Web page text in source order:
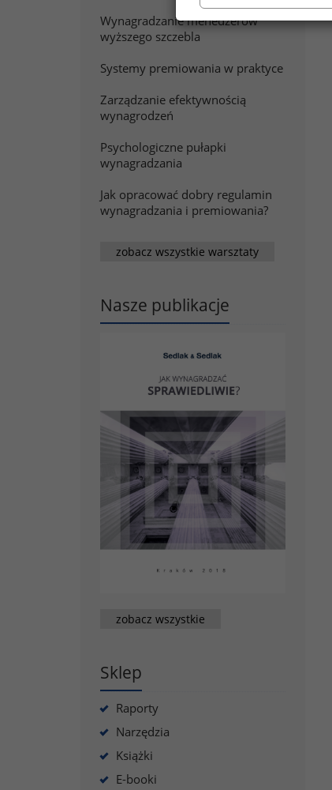
Wynagradzanie menedżerów
wyższego szczebla
Systemy premiowania w praktyce
Zarządzanie efektywnością
wynagrodzeń
Psychologiczne pułapki
wynagradzania
Jak opracować dobry regulamin
wynagradzania i premiowania?
zobacz wszystkie warsztaty
Nasze publikacje
zobacz wszystkie
Sklep
Raporty
Narzędzia
Książki
E-booki